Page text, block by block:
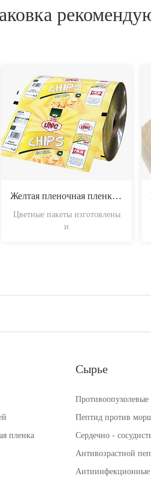
Желтая пленочная пленка для обертки фольги
Цветные пакеты изготовлены
и
пленка
Сырье
Противоопухолевые
Пептид против
Сердечно -
Антивозрастной
Антиинфекционные